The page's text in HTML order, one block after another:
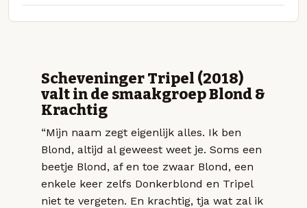
Scheveninger Tripel (2018)
valt in de smaakgroep Blond &
Krachtig
“Mijn naam zegt eigenlijk alles. Ik ben
Blond, altijd al geweest weet je. Soms een
beetje Blond, af en toe zwaar Blond, een
enkele keer zelfs Donkerblond en Tripel
niet te vergeten. En krachtig, tja wat zal ik